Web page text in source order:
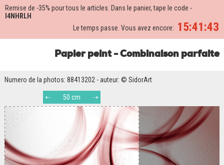
Remise de -35% pour tous le articles. Dans le panier, tape le code -
I4NHRLH
15:41:42
Le temps passe. Vous avez encore:
Papier peint - Combinaison parfaite
Numero de la photos: 88413202 - auteur: © SidorArt
50 cm